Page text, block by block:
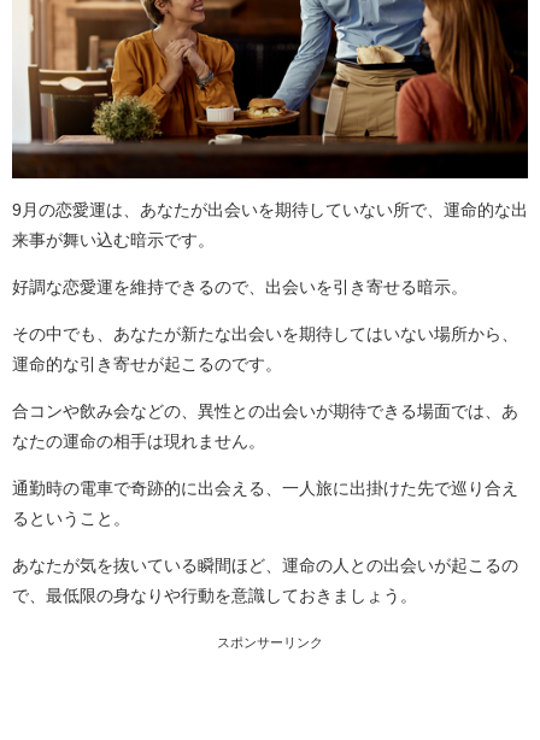
9月の恋愛運は、あなたが出会いを期待していない所で、運命的な出
来事が舞い込む暗示です。
好調な恋愛運を維持できるので、出会いを引き寄せる暗示。
その中でも、あなたが新たな出会いを期待してはいない場所から、
運命的な引き寄せが起こるのです。
合コンや飲み会などの、異性との出会いが期待できる場面では、あ
なたの運命の相手は現れません。
通勤時の電車で奇跡的に出会える、一人旅に出掛けた先で巡り合え
るということ。
あなたが気を抜いている瞬間ほど、運命の人との出会いが起こるの
で、最低限の身なりや行動を意識しておきましょう。
スポンサーリンク